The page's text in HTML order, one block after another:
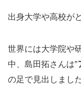
出身大学や高校が
世界には大学院や
中、島田拓さんは”
の足で見出しました